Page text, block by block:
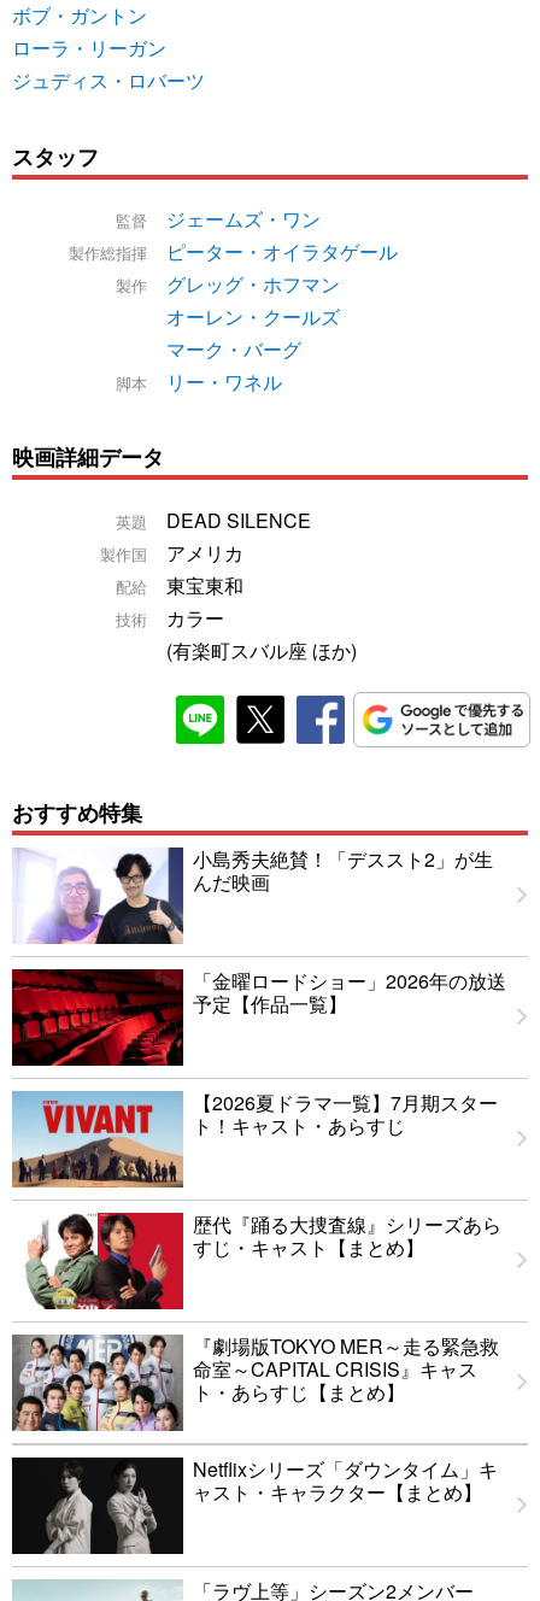
ボブ・ガントン
ローラ・リーガン
ジュディス・ロバーツ
スタッフ
監督 ジェームズ・ワン
製作総指揮 ピーター・オイラタゲール
製作
グレッグ・ホフマン
オーレン・クールズ
マーク・バーグ
脚本 リー・ワネル
映画詳細データ
英題 DEAD SILENCE
製作国 アメリカ
配給 東宝東和
技術
カラー
(有楽町スバル座 ほか)
おすすめ特集
小島秀夫絶賛！「デススト2」が生
んだ映画
「金曜ロードショー」2026年の放送
予定【作品一覧】
【2026夏ドラマ一覧】7月期スター
ト！キャスト・あらすじ
歴代『踊る大捜査線』シリーズあら
すじ・キャスト【まとめ】
『劇場版TOKYO MER～走る緊急救
命室～CAPITAL CRISIS』キャス
ト・あらすじ【まとめ】
Netflixシリーズ「ダウンタイム」キ
ャスト・キャラクター【まとめ】
「ラヴ上等」シーズン2メンバー